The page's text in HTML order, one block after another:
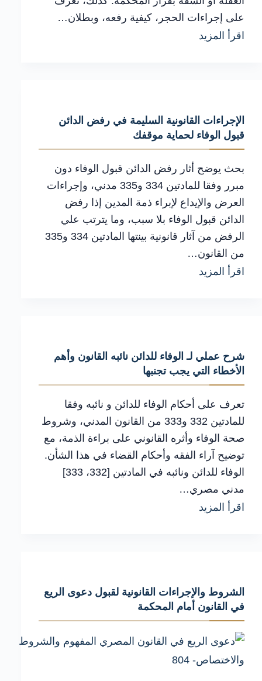
على إجراءات الحجر، كيفية رفعه، وبطلان…
اقرأ المزيد
في
القانون
المدني
لحماية
موقفك
الإجراءات القانونية السليمة في رفض الدائن
قبول الوفاء لحماية موقفك
بحث يوضح أثار رفض الدائن قبول الوفاء دون
مبرر وفقا للمادتين 334 و335 مدني، وإجراءات
العرض والإيداع لإبراء ذمة المدين إذا رفض
الدائن قبول الوفاء بلا سبب، وما يترتب علي
الرفض من آثار قانونية بينتها المادتين 334 و335
من القانون…
اقرأ المزيد
الدائن
قبول
الوفاء
لحماية
موقفك
شرح عملي لـ الوفاء للدائن نائبه القانون وأهم
الأخطاء التي يجب تجنبها
تعرف على أحكام الوفاء للدائن و نائبه وفقا
للمادتين 332 و333 من القانون المدني، وشروط
صحة الوفاء وأثره القانوني على براءة الذمة، مع
توضيح آراء الفقه وأحكام القضاء في هذا الشأن.
الوفاء للدائن ونائبه في المادتين [332، 333]
مدني مصري…
اقرأ المزيد
نائبه
القانون
وأهم
الأخطاء
الشروط والإجراءات القانونية لقبول دعوى الريع
في القانون أمام المحكمة